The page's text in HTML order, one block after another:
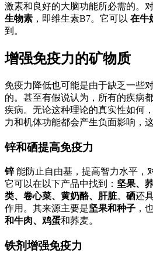
激素和良好的大脑功能所必需的。
生物素 ，即维生素B7。它可以 在牛
到。
增强免疫力的矿物质
免疫力降低也可能是由于缺乏一些
的。甚至有假说认为，所有的疾病
疾病。无论这种理论的真实性如何
力和机体功能都会产生负面影响，
锌和硒提高免疫力
锌能防止自由基，提高智力水平，
它可以在以下产品中找到： 坚果、
类、卷心菜、黄奶酪、肝脏。 硒还
作用。其来源主要是坚果和种子 ，
和牛肉、鸡蛋和荞麦。
铁剂增强免疫力